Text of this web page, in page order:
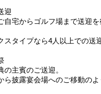
迎
自宅からゴルフ場まで送迎
スタイプなら4人以上での送
の主賓のご送迎。
ら披露宴会場へのご移動の